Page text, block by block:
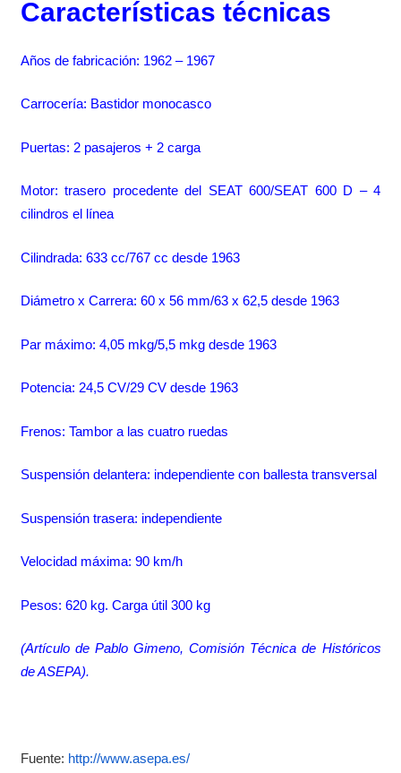
Características técnicas
Años de fabricación: 1962 – 1967
Carrocería: Bastidor monocasco
Puertas: 2 pasajeros + 2 carga
Motor: trasero procedente del SEAT 600/SEAT 600 D – 4
cilindros el línea
Cilindrada: 633 cc/767 cc desde 1963
Diámetro x Carrera: 60 x 56 mm/63 x 62,5 desde 1963
Par máximo: 4,05 mkg/5,5 mkg desde 1963
Potencia: 24,5 CV/29 CV desde 1963
Frenos: Tambor a las cuatro ruedas
Suspensión delantera: independiente con ballesta transversal
Suspensión trasera: independiente
Velocidad máxima: 90 km/h
Pesos: 620 kg. Carga útil 300 kg
(Artículo de Pablo Gimeno, Comisión Técnica de Históricos
de ASEPA).
Fuente: http://www.asepa.es/